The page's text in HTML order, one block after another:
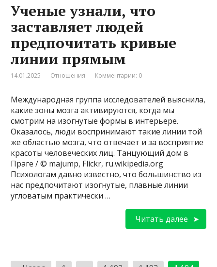
Ученые узнали, что
заставляет людей
предпочитать кривые
линии прямым
14.01.2025 Отношения Комментарии: 0
Международная группа исследователей выяснила,
какие зоны мозга активируются, когда мы
смотрим на изогнутые формы в интерьере.
Оказалось, люди воспринимают такие линии той
же областью мозга, что отвечает и за восприятие
красоты человеческих лиц. Танцующий дом в
Праге / © majump, Flickr, ru.wikipedia.org
Психологам давно известно, что большинство из
нас предпочитают изогнутые, плавные линии
угловатым практически …
Читать далее